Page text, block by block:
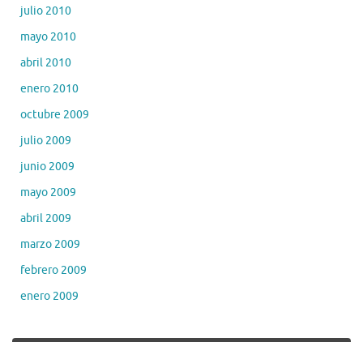
julio 2010
mayo 2010
abril 2010
enero 2010
octubre 2009
julio 2009
junio 2009
mayo 2009
abril 2009
marzo 2009
febrero 2009
enero 2009